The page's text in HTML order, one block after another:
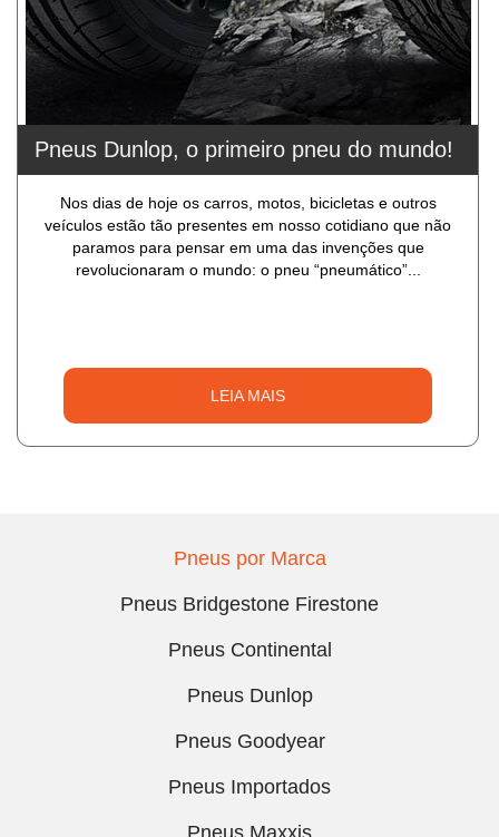
Pneus Dunlop, o primeiro pneu do mundo!
Nos dias de hoje os carros, motos, bicicletas e outros
veículos estão tão presentes em nosso cotidiano que não
paramos para pensar em uma das invenções que
revolucionaram o mundo: o pneu “pneumático”...
LEIA MAIS
Pneus por Marca
Pneus Bridgestone Firestone
Pneus Continental
Pneus Dunlop
Pneus Goodyear
Pneus Importados
Pneus Maxxis